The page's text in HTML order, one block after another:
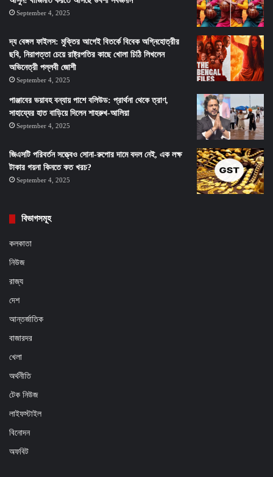
September 4, 2025
দ্য বেঙ্গল ফাইলস: মুক্তির আগেই বিতর্কে বিবেক অগ্নিহোত্রীর
ছবি, নিরাপত্তা চেয়ে রাষ্ট্রপতির কাছে খোলা চিঠি লিখলেন
অভিনেত্রী পল্লবী জোশী
September 4, 2025
পাঞ্জাবের ভয়াবহ বন্যায় পাশে বলিউড: প্রার্থনা থেকে ত্রাণ,
সাহায্যের হাত বাড়িয়ে দিলেন শাহরুখ-আলিয়া
September 4, 2025
জিএসটি পরিবর্তন সত্ত্বেও সোনা-রুপোর দামে বদল নেই, এক লক্ষ
টাকার গয়না কিনতে কত খরচ?
September 4, 2025
বিভাগসমূহ
কলকাতা
নিউজ
রাজ্য
দেশ
আন্তর্জাতিক
বাজারদর
খেলা
অর্থনীতি
টেক নিউজ
লাইফস্টাইল
বিনোদন
অফবিট